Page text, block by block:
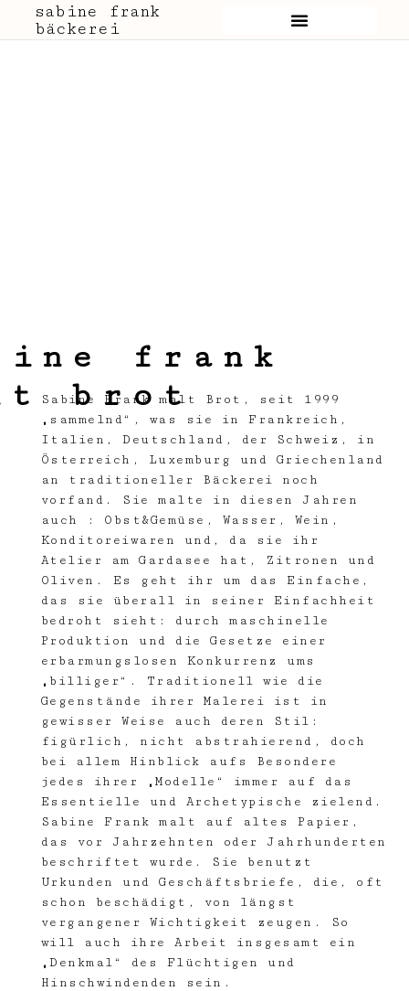
sabine frank
bäckerei
frank
brot
Sabine Frank malt Brot, seit 1999
„sammelnd“, was sie in Frankreich,
Italien, Deutschland, der Schweiz, in
Österreich, Luxemburg und Griechenland
an traditioneller Bäckerei noch
vorfand. Sie malte in diesen Jahren
auch : Obst&Gemüse, Wasser, Wein,
Konditoreiwaren und, da sie ihr
Atelier am Gardasee hat, Zitronen und
Oliven. Es geht ihr um das Einfache,
das sie überall in seiner Einfachheit
bedroht sieht: durch maschinelle
Produktion und die Gesetze einer
erbarmungslosen Konkurrenz ums
„billiger“. Traditionell wie die
Gegenstände ihrer Malerei ist in
gewisser Weise auch deren Stil:
figürlich, nicht abstrahierend, doch
bei allem Hinblick aufs Besondere
jedes ihrer „Modelle“ immer auf das
Essentielle und Archetypische zielend.
Sabine Frank malt auf altes Papier,
das vor Jahrzehnten oder Jahrhunderten
beschriftet wurde. Sie benutzt
Urkunden und Geschäftsbriefe, die, oft
schon beschädigt, von längst
vergangener Wichtigkeit zeugen. So
will auch ihre Arbeit insgesamt ein
„Denkmal“ des Flüchtigen und
Hinschwindenden sein.